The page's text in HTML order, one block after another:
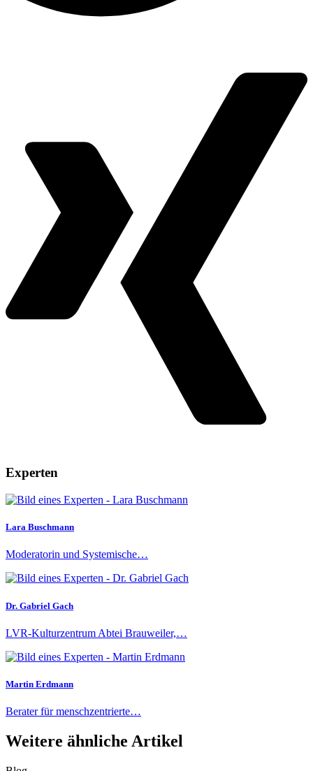
Experten
Lara Buschmann
Moderatorin und Systemische…
Dr. Gabriel Gach
LVR-Kulturzentrum Abtei Brauweiler,…
Martin Erdmann
Berater für menschzentrierte…
Weitere ähnliche Artikel